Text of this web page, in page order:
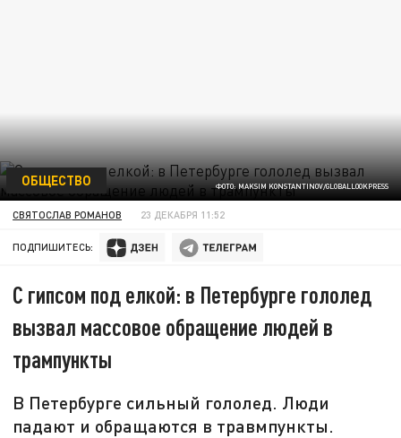
ФОТО: MAKSIM KONSTANTINOV/GLOBALLOOKPRESS
ОБЩЕСТВО
СВЯТОСЛАВ РОМАНОВ 23 ДЕКАБРЯ 11:52
ПОДПИШИТЕСЬ:
С гипсом под елкой: в Петербурге гололед
вызвал массовое обращение людей в
трампункты
В Петербурге сильный гололед. Люди
падают и обращаются в травмпункты.